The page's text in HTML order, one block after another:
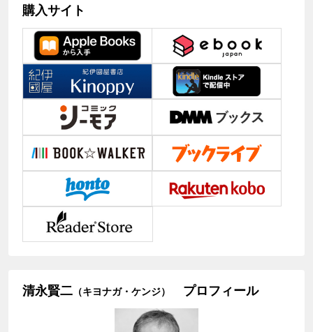
購入サイト
清永賢二 （キヨナガ・ケンジ） プロフィール